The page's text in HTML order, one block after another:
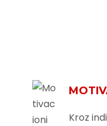
Kroz